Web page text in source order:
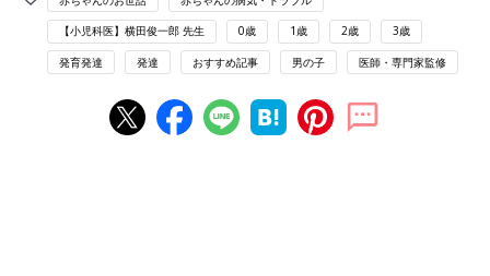
通年（春・夏・秋・冬）
【医師監修】“赤ちゃんの性器に異変!?”
受診の目安と考えられる病気とは？
【小児科医】横田俊一郎 先生 0歳 1歳 2歳 3歳
発育発達 発達 おすすめ記事 男の子 医師・専門家監修